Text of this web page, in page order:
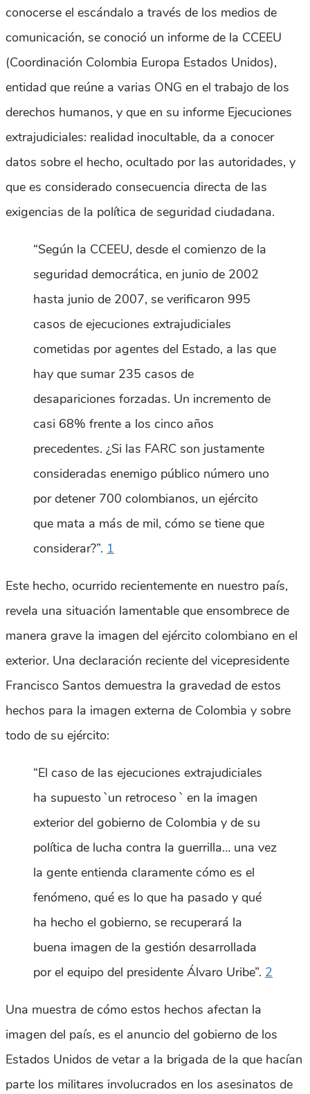
conocerse el escándalo a través de los medios de
comunicación, se conoció un informe de la CCEEU
(Coordinación Colombia Europa Estados Unidos),
entidad que reúne a varias ONG en el trabajo de los
derechos humanos, y que en su informe Ejecuciones
extrajudiciales: realidad inocultable, da a conocer
datos sobre el hecho, ocultado por las autoridades, y
que es considerado consecuencia directa de las
exigencias de la política de seguridad ciudadana.
“Según la CCEEU, desde el comienzo de la
seguridad democrática, en junio de 2002
hasta junio de 2007, se verificaron 995
casos de ejecuciones extrajudiciales
cometidas por agentes del Estado, a las que
hay que sumar 235 casos de
desapariciones forzadas. Un incremento de
casi 68% frente a los cinco años
precedentes. ¿Si las FARC son justamente
consideradas enemigo público número uno
por detener 700 colombianos, un ejército
que mata a más de mil, cómo se tiene que
considerar?”. 1
Este hecho, ocurrido recientemente en nuestro país,
revela una situación lamentable que ensombrece de
manera grave la imagen del ejército colombiano en el
exterior. Una declaración reciente del vicepresidente
Francisco Santos demuestra la gravedad de estos
hechos para la imagen externa de Colombia y sobre
todo de su ejército:
“El caso de las ejecuciones extrajudiciales
ha supuesto `un retroceso ` en la imagen
exterior del gobierno de Colombia y de su
política de lucha contra la guerrilla… una vez
la gente entienda claramente cómo es el
fenómeno, qué es lo que ha pasado y qué
ha hecho el gobierno, se recuperará la
buena imagen de la gestión desarrollada
por el equipo del presidente Álvaro Uribe”. 2
Una muestra de cómo estos hechos afectan la
imagen del país, es el anuncio del gobierno de los
Estados Unidos de vetar a la brigada de la que hacían
parte los militares involucrados en los asesinatos de